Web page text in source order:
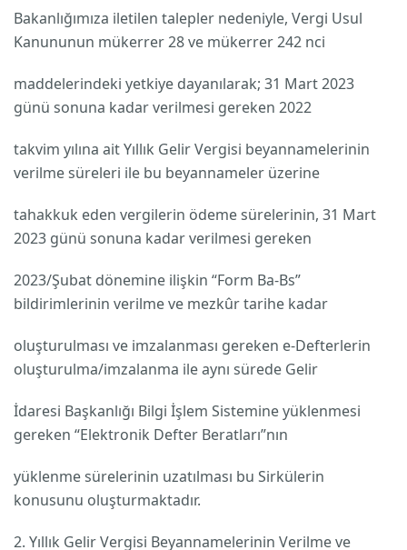
Bakanlığımıza iletilen talepler nedeniyle, Vergi Usul
Kanununun mükerrer 28 ve mükerrer 242 nci
maddelerindeki yetkiye dayanılarak; 31 Mart 2023
günü sonuna kadar verilmesi gereken 2022
takvim yılına ait Yıllık Gelir Vergisi beyannamelerinin
verilme süreleri ile bu beyannameler üzerine
tahakkuk eden vergilerin ödeme sürelerinin, 31 Mart
2023 günü sonuna kadar verilmesi gereken
2023/Şubat dönemine ilişkin “Form Ba-Bs”
bildirimlerinin verilme ve mezkûr tarihe kadar
oluşturulması ve imzalanması gereken e-Defterlerin
oluşturulma/imzalanma ile aynı sürede Gelir
İdaresi Başkanlığı Bilgi İşlem Sistemine yüklenmesi
gereken “Elektronik Defter Beratları”nın
yüklenme sürelerinin uzatılması bu Sirkülerin
konusunu oluşturmaktadır.
2. Yıllık Gelir Vergisi Beyannamelerinin Verilme ve